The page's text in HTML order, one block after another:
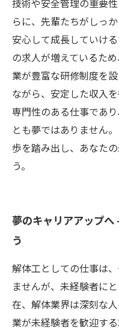
技術や安全管理の重要
らに、先輩たちがしっ
安心して成長していけ
の求人が増えているた
業が豊富な研修制度を
ながら、安定した収入
専門性のある仕事であ
とも夢ではありません
歩を踏み出し、あなた
う。
夢のキャリアアップへ
う
解体工としての仕事は
ませんが、未経験者に
在、解体業界は深刻な
業が未経験者を歓迎す